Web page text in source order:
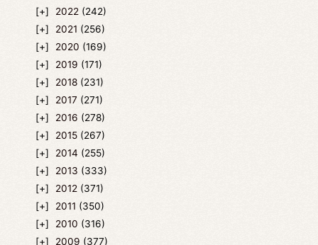
2022 (242)
2021 (256)
2020 (169)
2019 (171)
2018 (231)
2017 (271)
2016 (278)
2015 (267)
2014 (255)
2013 (333)
2012 (371)
2011 (350)
2010 (316)
2009 (377)